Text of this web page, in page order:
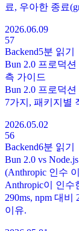
료, 우아한 종료
2026.06.09
57
Backend5분 읽기
Bun 2.0 프로덕
측 가이드
Bun 2.0 프로덕
7가지, 패키지별
2026.05.02
56
Backend6분 읽기
Bun 2.0 vs
(Anthropic 인수
Anthropic이 인수
290ms, npm 대
이유.